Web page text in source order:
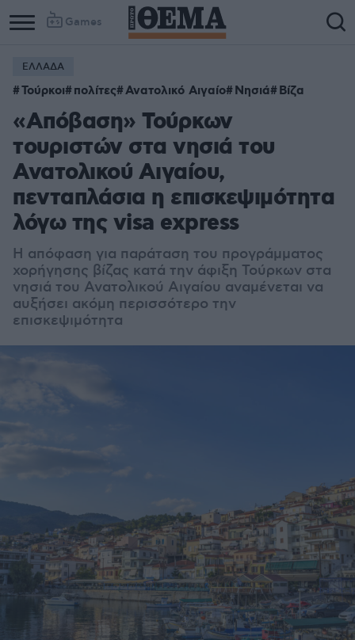
Games
ΕΛΛΑΔΑ
Τούρκοι πολίτες Ανατολικό Αιγαίο Νησιά Βίζα
«Απόβαση» Τούρκων
τουριστών στα νησιά του
Ανατολικού Αιγαίου,
πενταπλάσια η επισκεψιμότητα
λόγω της visa express
Η απόφαση για παράταση του προγράμματος
χορήγησης βίζας κατά την άφιξη Τούρκων στα
νησιά του Ανατολικού Αιγαίου αναμένεται να
αυξήσει ακόμη περισσότερο την
επισκεψιμότητα